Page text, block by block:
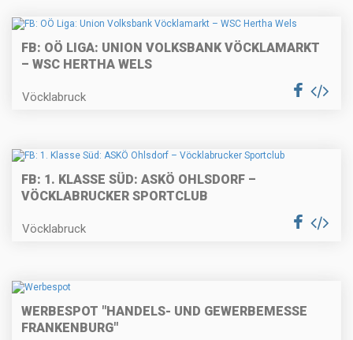
FB: OÖ LIGA: UNION VOLKSBANK VÖCKLAMARKT
– WSC HERTHA WELS
Vöcklabruck
FB: 1. KLASSE SÜD: ASKÖ OHLSDORF –
VÖCKLABRUCKER SPORTCLUB
Vöcklabruck
WERBESPOT "HANDELS- UND GEWERBEMESSE
FRANKENBURG"